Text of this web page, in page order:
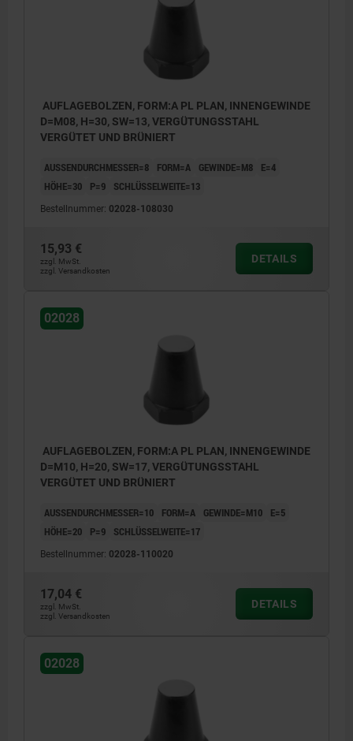
AUFLAGEBOLZEN, FORM:A PL PLAN, INNENGEWINDE
D=M08, H=30, SW=13, VERGÜTUNGSSTAHL
VERGÜTET UND BRÜNIERT
AUSSENDURCHMESSER=8 FORM=A GEWINDE=M8
E=4
HÖHE=30
P=9 SCHLÜSSELWEITE=13
Bestellnummer: 02028-108030
15,93 €
zzgl. MwSt.
zzgl. Versandkosten
DETAILS
02028
AUFLAGEBOLZEN, FORM:A PL PLAN, INNENGEWINDE
D=M10, H=20, SW=17, VERGÜTUNGSSTAHL
VERGÜTET UND BRÜNIERT
AUSSENDURCHMESSER=10 FORM=A GEWINDE=M10
E=5
HÖHE=20
P=9 SCHLÜSSELWEITE=17
Bestellnummer: 02028-110020
17,04 €
zzgl. MwSt.
zzgl. Versandkosten
DETAILS
02028